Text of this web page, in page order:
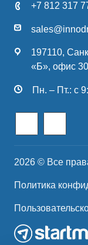
+7 812 317
197110,
«Б», офис
Пн. – Пт.: с
2026 © Все
Политика